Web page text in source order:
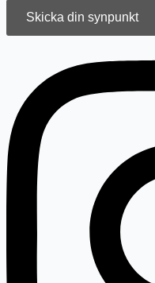
Skicka din synpunkt